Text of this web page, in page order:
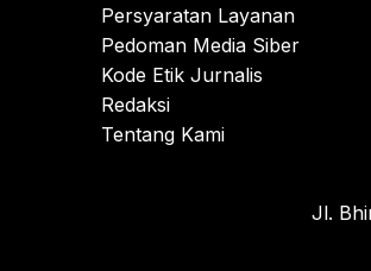
Persyaratan Layanan
Pedoman Media Siber
Kode Etik Jurnalis
Redaksi
Tentang Kami
Jl.